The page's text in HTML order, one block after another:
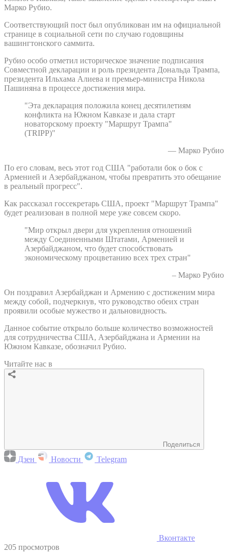
Марко Рубио.
Соответствующий пост был опубликован им на официальной
странице в социальной сети по случаю годовщины
вашингтонского саммита.
Рубио особо отметил историческое значение подписания
Совместной декларации и роль президента Дональда Трампа,
президента Ильхама Алиева и премьер-министра Никола
Пашиняна в процессе достижения мира.
"Эта декларация положила конец десятилетиям
конфликта на Южном Кавказе и дала старт
новаторскому проекту "Маршрут Трампа"
(TRIPP)"
— Марко Рубио
По его словам, весь этот год США "работали бок о бок с
Арменией и Азербайджаном, чтобы превратить это обещание
в реальный прогресс".
Как рассказал госсекретарь США, проект "Маршрут Трампа"
будет реализован в полной мере уже совсем скоро.
"Мир открыл двери для укрепления отношений
между Соединенными Штатами, Арменией и
Азербайджаном, что будет способствовать
экономическому процветанию всех трех стран"
– Марко Рубио
Он поздравил Азербайджан и Армению с достиженим мира
между собой, подчеркнув, что руководство обеих стран
проявили особые мужество и дальновидность.
Данное событие открыло больше количество возможностей
для сотрудничества США, Азербайджана и Армении на
Южном Кавказе, обозначил Рубио.
Читайте нас в
Поделиться
Дзен Новости Telegram
Вконтакте
205 просмотров